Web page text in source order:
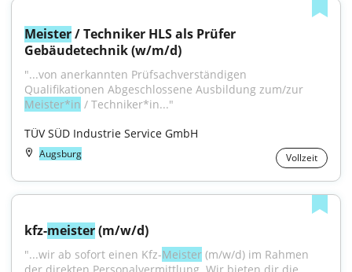
Meister / Techniker HLS als Prüfer
Gebäudetechnik (w/m/d)
"...von anerkannten Prüfsachverständigen
Meister*in / Techniker*in..."
TÜV SÜD Industrie Service GmbH
Augsburg Vollzeit
kfz-meister (m/w/d)
"...wir ab sofort einen Kfz-Meister (m/w/d) im Rahmen